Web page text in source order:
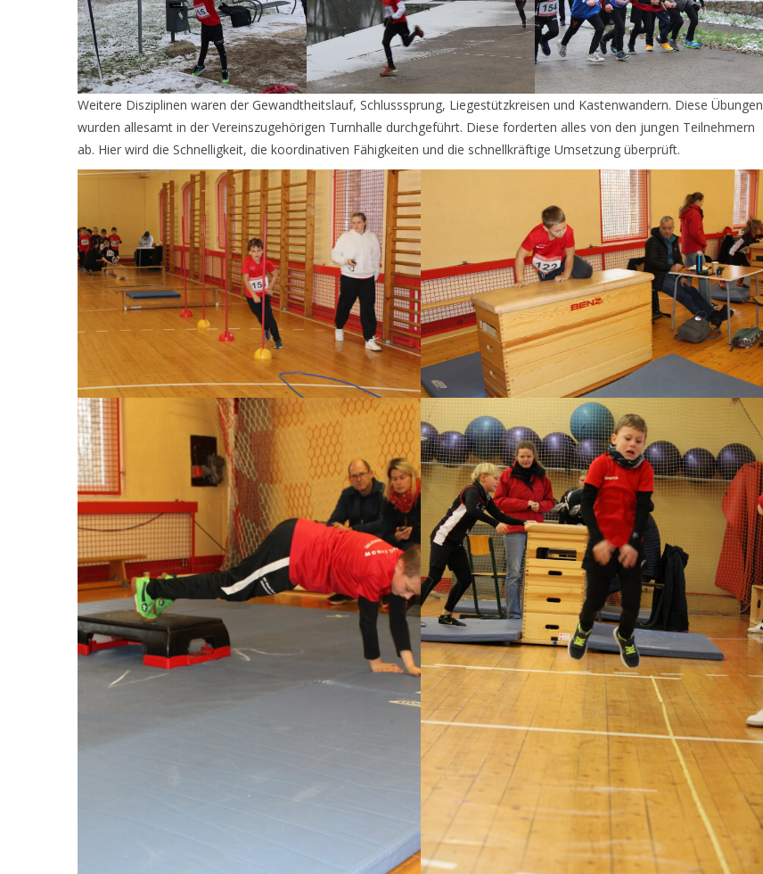
Weitere Disziplinen waren der Gewandtheitslauf, Schlusssprung, Liegestützkreisen und Kastenwandern. Diese Übungen
wurden allesamt in der Vereinszugehörigen Turnhalle durchgeführt. Diese forderten alles von den jungen Teilnehmern
ab. Hier wird die Schnelligkeit, die koordinativen Fähigkeiten und die schnellkräftige Umsetzung überprüft.